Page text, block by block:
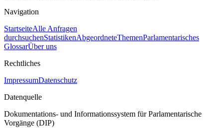
Navigation
StartseiteAlle Anfragen
durchsuchenStatistikenAbgeordneteThemenParlamentarisches
GlossarÜber uns
Rechtliches
ImpressumDatenschutz
Datenquelle
Dokumentations- und Informationssystem für Parlamentarische
Vorgänge (DIP)